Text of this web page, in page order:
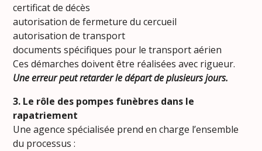
certificat de décès
autorisation de fermeture du cercueil
autorisation de transport
documents spécifiques pour le transport aérien
Ces démarches doivent être réalisées avec rigueur.
Une erreur peut retarder le départ de plusieurs jours.
3. Le rôle des pompes funèbres dans le
rapatriement
Une agence spécialisée prend en charge l’ensemble
du processus :